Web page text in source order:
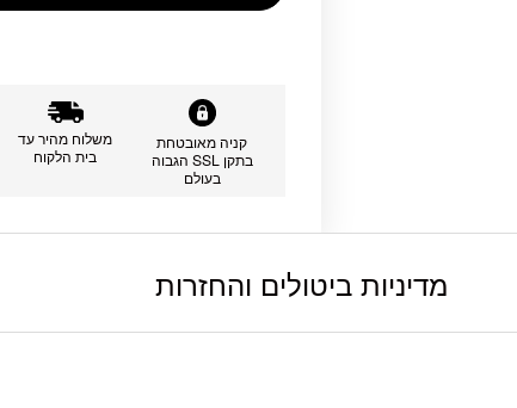
קניה מאובטחת
בתקן SSL הגבוה
בעולם
משלוח מהיר עד
בית הלקוח
מדיניות ביטולים והחזרות